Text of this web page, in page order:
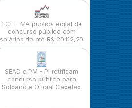
TCE - MA publica edital de
concurso público com
salários de até R$ 20.112,20
SEAD e PM - PI retificam
concurso público para
Soldado e Oficial Capelão